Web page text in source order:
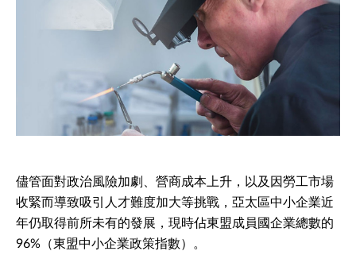
儘管面對政治風險加劇、營商成本上升，以及因勞工市場
收緊而導致吸引人才難度加大等挑戰，亞太區中小企業近
年仍取得前所未有的發展，現時佔東盟成員國企業總數的
96%（東盟中小企業政策指數）。